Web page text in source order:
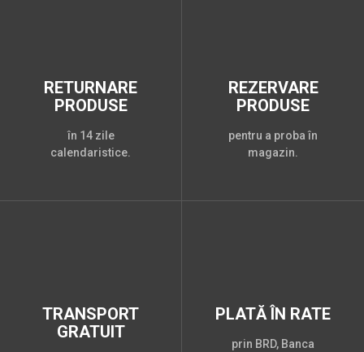
RETURNARE
PRODUSE
în 14 zile
calendaristice.
REZERVARE
PRODUSE
pentru a proba în
magazin.
TRANSPORT
GRATUIT
PLATĂ ÎN RATE
prin BRD, Banca